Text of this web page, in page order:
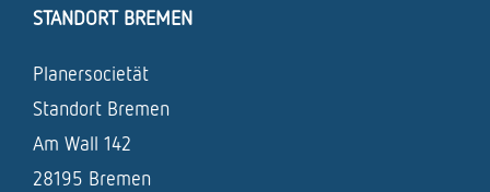
STANDORT BREMEN
Planersocietät
Standort Bremen
Am Wall 142
28195 Bremen